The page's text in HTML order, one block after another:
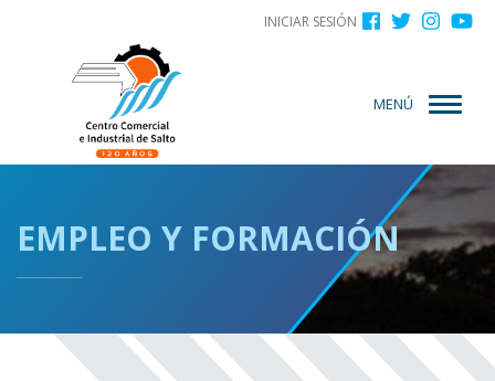
contenido
Menú
cuenta
usuario
INICIAR SESIÓN
MENÚ
EMPLEO Y FORMACIÓN